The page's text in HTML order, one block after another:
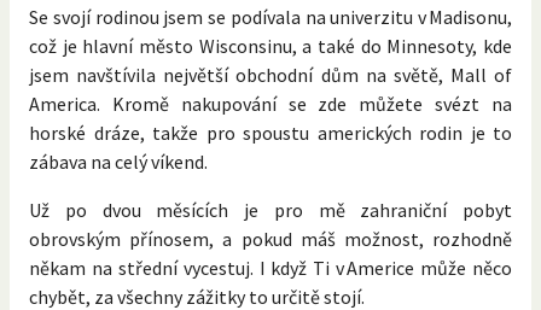
Se svojí rodinou jsem se podívala na univerzitu v Madisonu,
což je hlavní město Wisconsinu, a také do Minnesoty, kde
jsem navštívila největší obchodní dům na světě, Mall of
America. Kromě nakupování se zde můžete svézt na
horské dráze, takže pro spoustu amerických rodin je to
zábava na celý víkend.
Už po dvou měsících je pro mě zahraniční pobyt
obrovským přínosem, a pokud máš možnost, rozhodně
někam na střední vycestuj. I když Ti v Americe může něco
chybět, za všechny zážitky to určitě stojí.